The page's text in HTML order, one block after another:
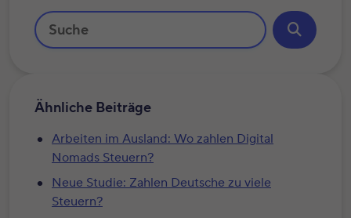
Ähnliche Beiträge
Arbeiten im Ausland: Wo zahlen Digital
Nomads Steuern?
Neue Studie: Zahlen Deutsche zu viele
Steuern?